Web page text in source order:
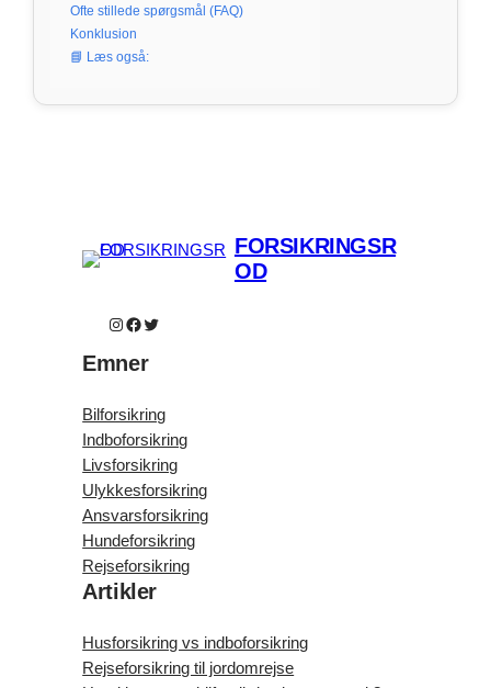
Ofte stillede spørgsmål (FAQ)
Konklusion
📘 Læs også:
FORSIKRINGSR
OD
Instagram Facebook Twitter
Emner
Bilforsikring
Indboforsikring
Livsforsikring
Ulykkesforsikring
Ansvarsforsikring
Hundeforsikring
Rejseforsikring
Artikler
Husforsikring vs indboforsikring
Rejseforsikring til jordomrejse